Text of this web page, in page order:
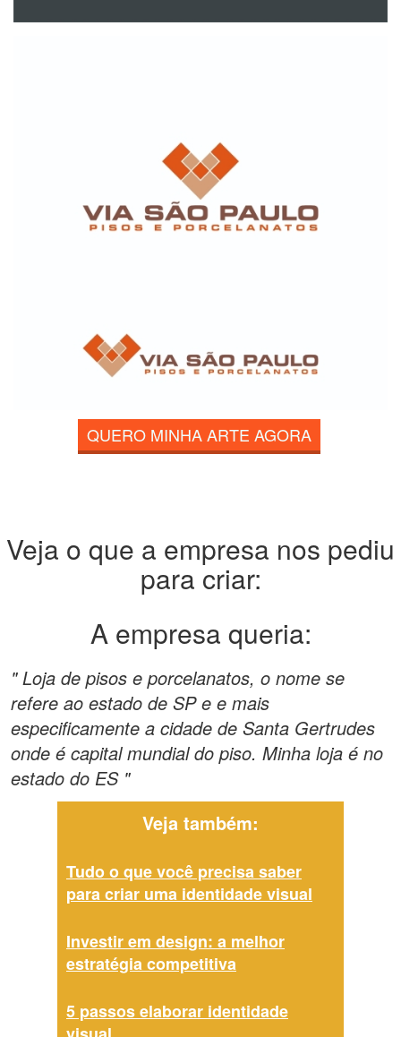
QUERO MINHA ARTE AGORA
Veja o que a empresa nos pediu
para criar:
A empresa queria:
" Loja de pisos e porcelanatos, o nome se
refere ao estado de SP e e mais
especificamente a cidade de Santa Gertrudes
onde é capital mundial do piso. Minha loja é no
estado do ES "
Veja também:
Tudo o que você precisa saber
para criar uma identidade visual
Investir em design: a melhor
estratégia competitiva
5 passos elaborar identidade